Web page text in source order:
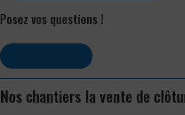
Posez vos questions !
Nos chantiers la vente de